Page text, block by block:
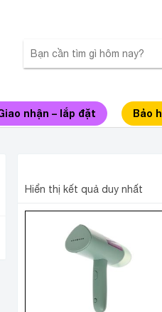
nhận – lắp đặt Bảo
Hiển thị kết quả duy nhất